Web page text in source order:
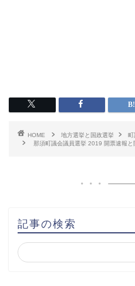
HOME 地方選挙と国政選挙
町
那須町議会議員選挙 2019 開票速報
記事の検索